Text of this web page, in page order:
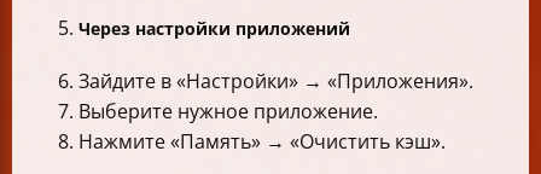
Через настройки приложений
Зайдите в «Настройки» → «Приложения».
Выберите нужное приложение.
Нажмите «Память» → «Очистить кэш».